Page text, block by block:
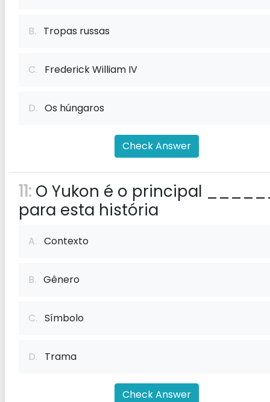
B. Tropas russas
C. Frederick William IV
D. Os húngaros
Check Answer
11: O Yukon é o principal
para esta história
A. Contexto
B. Gênero
C. Símbolo
D. Trama
Check Answer